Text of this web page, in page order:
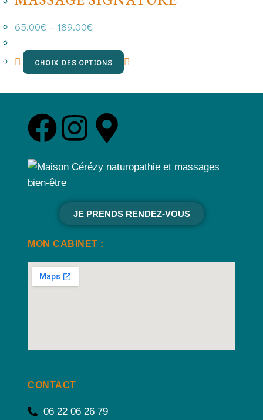
65.00€ – 189.00€
CHOIX DES OPTIONS
JE PRENDS RENDEZ-VOUS
MON CABINET :
CONTACT
06 22 06 26 79